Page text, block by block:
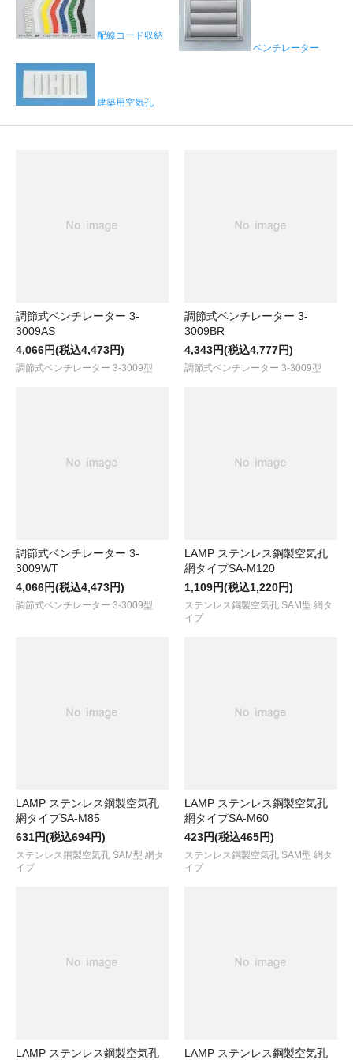
配線コード収納
ベンチレーター
建築用空気孔
調節式ベンチレーター 3-
3009AS
4,066円(税込4,473円)
調節式ベンチレーター 3-3009型
調節式ベンチレーター 3-
3009BR
4,343円(税込4,777円)
調節式ベンチレーター 3-3009型
調節式ベンチレーター 3-
3009WT
4,066円(税込4,473円)
調節式ベンチレーター 3-3009型
LAMP ステンレス鋼製空気孔
網タイプSA-M120
1,109円(税込1,220円)
ステンレス鋼製空気孔 SAM型 網タ
イプ
LAMP ステンレス鋼製空気孔
網タイプSA-M85
631円(税込694円)
ステンレス鋼製空気孔 SAM型 網タ
イプ
LAMP ステンレス鋼製空気孔
網タイプSA-M60
423円(税込465円)
ステンレス鋼製空気孔 SAM型 網タ
イプ
LAMP ステンレス鋼製空気孔
LAMP ステンレス鋼製空気孔